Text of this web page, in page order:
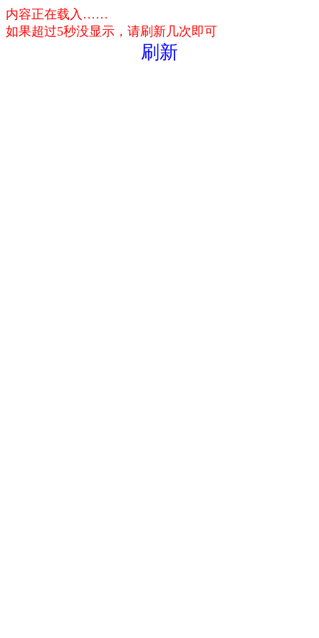
内容正在载入……
如果超过5秒没显示，请刷新几次即可
刷新